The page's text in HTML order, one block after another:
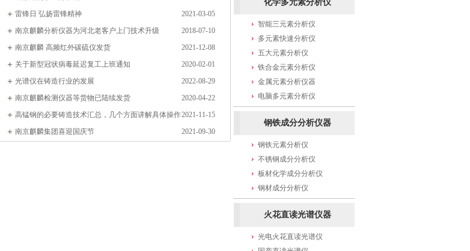
2021-03-05
雷锋日 弘扬雷锋精神
2018-07-10
南京麒麟分析仪器为河北老客户上门技术升级
2021-12-08
南京麒麟 高频红外碳硫仪发货
2020-02-01
关于新型冠状病毒延迟复工上班通知
2022-08-29
光谱仪在铸造行业的发展
2020-04-22
南京麒麟检测仪器等货物已陆续发货
2021-11-15
高锰钢的必要铸造技术汇总，几个方面讲解具体操作
重点
2021-09-30
南京麒麟集团喜迎国庆节
化学多元素分析仪
智能三元素分析仪
多元素快速分析仪
五大元素分析仪
铁合金元素分析仪
金属元素分析仪器
电脑多元素分析仪
钢铁成分分析仪器
钢铁元素分析仪
不锈钢成分分析仪
板材化学成分分析仪
钢材成分分析仪
火花直读光谱仪器
光电火花直读光谱仪